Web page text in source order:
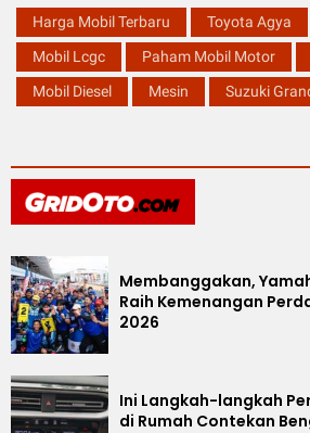
Harga Mobil Terbaru Toyota Agya
Mobil Lcgc
Paham Mobil Motor
Mobil Diesel
Mesin Suzuki
Membanggakan,
Raih Kemenangan
2026
Ini Langkah-langkah
di Rumah Contekan